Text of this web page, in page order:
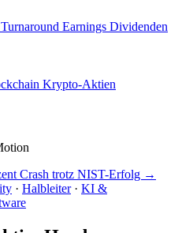
Turnaround Earnings Dividenden
Krypto-Aktien
Crash trotz NIST-Erfolg →
· Halbleiter · KI &